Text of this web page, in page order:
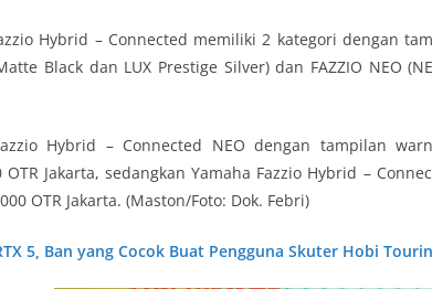
Hybrid – Connected memiliki 2 kategori dengan
Black dan LUX Prestige Silver) dan FAZZIO NEO
Hybrid – Connected NEO dengan tampilan
OTR Jakarta, sedangkan Yamaha Fazzio Hybrid –
OTR Jakarta. (Maston/Foto: Dok. Febri)
5, Ban yang Cocok Buat Pengguna Skuter Hobi